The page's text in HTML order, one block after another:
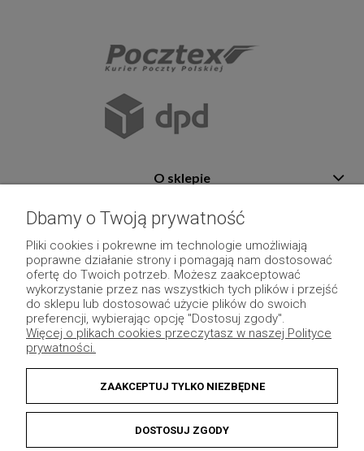
O sklepie
Płatność i dostawa
Moje konto
Pozostałe
Dbamy o Twoją prywatność
Pliki cookies i pokrewne im technologie umożliwiają
poprawne działanie strony i pomagają nam dostosować
ofertę do Twoich potrzeb. Możesz zaakceptować
wykorzystanie przez nas wszystkich tych plików i przejść
do sklepu lub dostosować użycie plików do swoich
preferencji, wybierając opcję "Dostosuj zgody".
Więcej o plikach cookies przeczytasz w naszej Polityce
prywatności.
ZAAKCEPTUJ TYLKO NIEZBĘDNE
DOSTOSUJ ZGODY